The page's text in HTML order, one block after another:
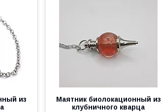
из
Маятник биолокационный из
клубничного кварца